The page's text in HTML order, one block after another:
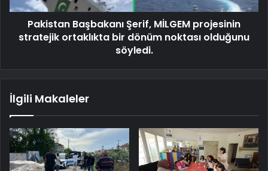
Pakistan Başbakanı Şerif, MİLGEM projesinin
stratejik ortaklıkta bir dönüm noktası olduğunu
söyledi.
İlgili Makaleler